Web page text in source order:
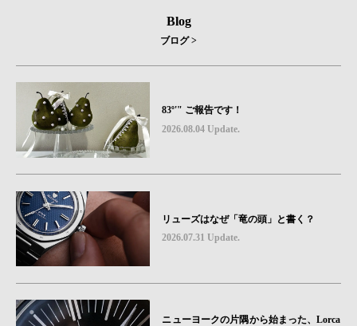
Blog
ブログ >
83º'" ご報告です！
2026.08.04 Update.
リューズはなぜ「竜の頭」と書く？
2026.07.31 Update.
ニューヨークの片隅から始まった、Lorca